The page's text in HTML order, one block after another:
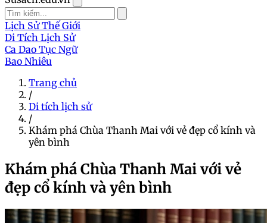
Lịch Sử Thế Giới
Di Tích Lịch Sử
Ca Dao Tục Ngữ
Bao Nhiêu
Trang chủ
/
Di tích lịch sử
/
Khám phá Chùa Thanh Mai với vẻ đẹp cổ kính và
yên bình
Khám phá Chùa Thanh Mai với vẻ
đẹp cổ kính và yên bình